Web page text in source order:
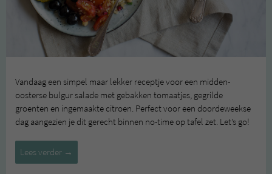
Vandaag een simpel maar lekker receptje voor een midden-
oosterse bulgur salade met gebakken tomaatjes, gegrilde
groenten en ingemaakte citroen. Perfect voor een doordeweekse
dag aangezien je dit gerecht binnen no-time op tafel zet. Let’s go!
Lees verder Bulgursalade
met
→